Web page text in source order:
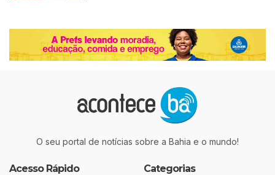
O seu portal de notícias sobre a Bahia e o mundo!
Acesso Rápido Categorias